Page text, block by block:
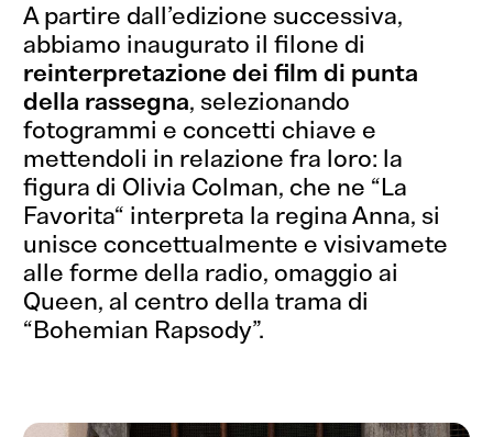
A partire dall’edizione successiva,
abbiamo inaugurato il filone di
reinterpretazione dei film di punta
della rassegna, selezionando
fotogrammi e concetti chiave e
mettendoli in relazione fra loro: la
figura di Olivia Colman, che ne “La
Favorita“ interpreta la regina Anna, si
unisce concettualmente e visivamete
alle forme della radio, omaggio ai
Queen, al centro della trama di
“Bohemian Rapsody”.